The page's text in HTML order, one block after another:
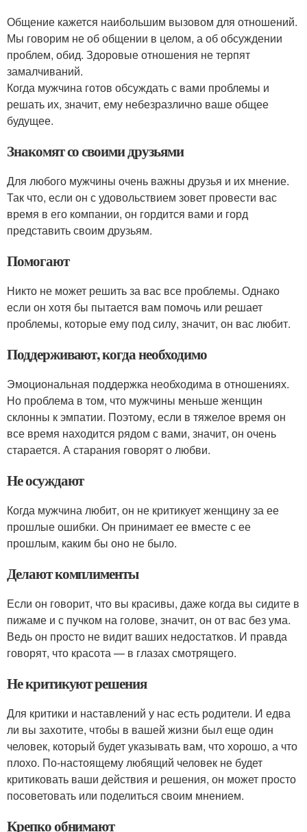
Общение кажется наибольшим вызовом для отношений.
Мы говорим не об общении в целом, а об обсуждении
проблем, обид. Здоровые отношения не терпят
замалчиваний.
Когда мужчина готов обсуждать с вами проблемы и
решать их, значит, ему небезразлично ваше общее
будущее.
Знакомят со своими друзьями
Для любого мужчины очень важны друзья и их мнение.
Так что, если он с удовольствием зовет провести вас
время в его компании, он гордится вами и горд
представить своим друзьям.
Помогают
Никто не может решить за вас все проблемы. Однако
если он хотя бы пытается вам помочь или решает
проблемы, которые ему под силу, значит, он вас любит.
Поддерживают, когда необходимо
Эмоциональная поддержка необходима в отношениях.
Но проблема в том, что мужчины меньше женщин
склонны к эмпатии. Поэтому, если в тяжелое время он
все время находится рядом с вами, значит, он очень
старается. А старания говорят о любви.
Не осуждают
Когда мужчина любит, он не критикует женщину за ее
прошлые ошибки. Он принимает ее вместе с ее
прошлым, каким бы оно не было.
Делают комплименты
Если он говорит, что вы красивы, даже когда вы сидите в
пижаме и с пучком на голове, значит, он от вас без ума.
Ведь он просто не видит ваших недостатков. И правда
говорят, что красота — в глазах смотрящего.
Не критикуют решения
Для критики и наставлений у нас есть родители. И едва
ли вы захотите, чтобы в вашей жизни был еще один
человек, который будет указывать вам, что хорошо, а что
плохо. По-настоящему любящий человек не будет
критиковать ваши действия и решения, он может просто
посоветовать или поделиться своим мнением.
Крепко обнимают